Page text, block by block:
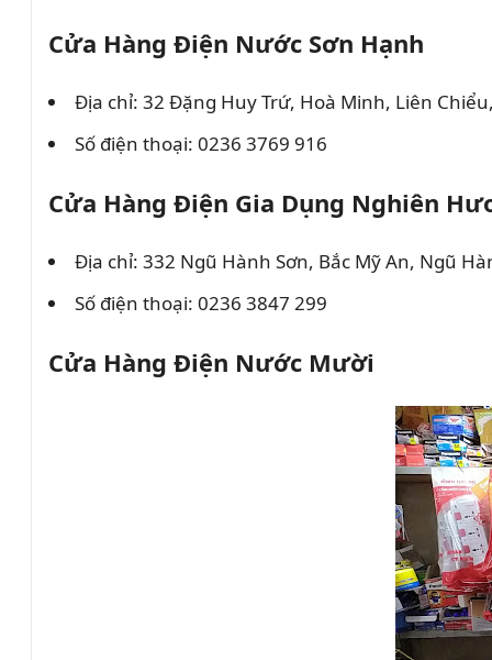
Cửa Hàng Điện Nước Sơn Hạnh
Địa chỉ: 32 Đặng Huy Trứ, Hoà Minh, Liên
Số điện thoại: 0236 3769 916
Cửa Hàng Điện Gia Dụng Nghiên
Địa chỉ: 332 Ngũ Hành Sơn, Bắc Mỹ An, Ngũ
Số điện thoại: 0236 3847 299
Cửa Hàng Điện Nước Mười